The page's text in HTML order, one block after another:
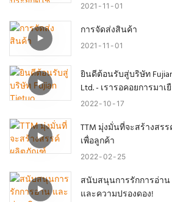
2021 11 01
การจัดส่งสินค้า
2021 11 01
ยินดีต้อนรับสู่บริษัท
Ltd. - เรารอคอยการมา
2022 10 17
TTM มุ่งมั่นที่จะสร้างส
เพื่อลูกค้า
2022 02 25
สนับสนุนการรักการอ่าน
และความปรองดอง!